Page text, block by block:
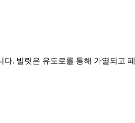
다. 빌릿은 유도로를 통해 가열되고